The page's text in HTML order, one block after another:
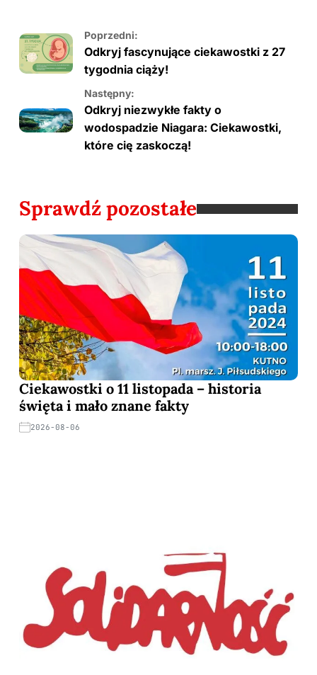
Poprzedni:
Odkryj fascynujące ciekawostki z 27
tygodnia ciąży!
Następny:
Odkryj niezwykłe fakty o
wodospadzie Niagara: Ciekawostki,
które cię zaskoczą!
Sprawdź pozostałe
Ciekawostki o 11 listopada – historia
święta i mało znane fakty
2026-08-06